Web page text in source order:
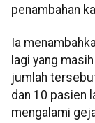
penambahan
Ia
lagi yang
jumlah
dan 10 pasien
mengalami